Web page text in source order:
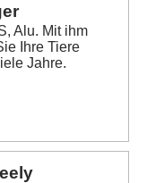
Alu. Mit ihm
Ihre Tiere
Jahre.